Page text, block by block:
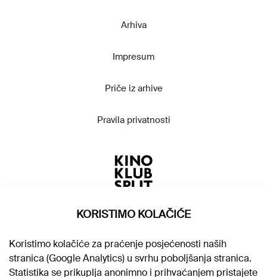
Arhiva
Impresum
Priče iz arhive
Pravila privatnosti
KORISTIMO KOLAČIĆE
Koristimo kolačiće za praćenje posjećenosti naših
stranica (Google Analytics) u svrhu poboljšanja stranica.
Statistika se prikuplja anonimno i prihvaćanjem pristajete